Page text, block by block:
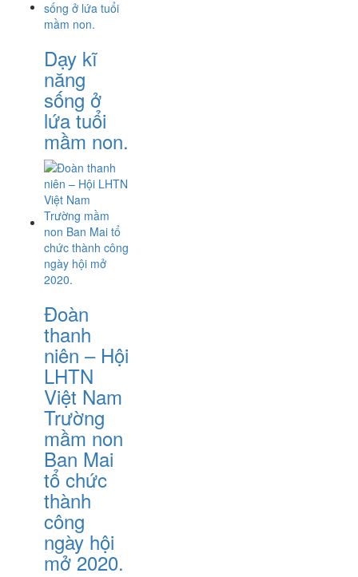
Dạy kĩ
năng
sống ở
lứa tuổi
mầm non.
Đoàn
thanh
niên – Hội
LHTN
Việt Nam
Trường
mầm non
Ban Mai
tổ chức
thành
công
ngày hội
mở 2020.